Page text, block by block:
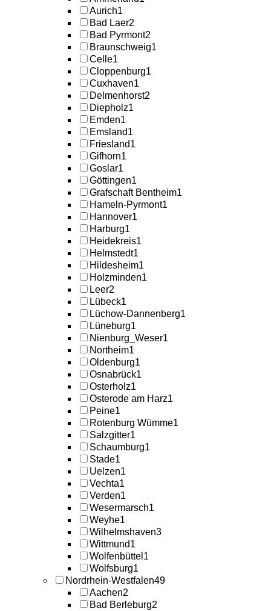
Aurich1
Bad Laer2
Bad Pyrmont2
Braunschweig1
Celle1
Cloppenburg1
Cuxhaven1
Delmenhorst2
Diepholz1
Emden1
Emsland1
Friesland1
Gifhorn1
Goslar1
Göttingen1
Grafschaft Bentheim1
Hameln-Pyrmont1
Hannover1
Harburg1
Heidekreis1
Helmstedt1
Hildesheim1
Holzminden1
Leer2
Lübeck1
Lüchow-Dannenberg1
Lüneburg1
Nienburg_Weser1
Northeim1
Oldenburg1
Osnabrück1
Osterholz1
Osterode am Harz1
Peine1
Rotenburg Wümme1
Salzgitter1
Schaumburg1
Stade1
Uelzen1
Vechta1
Verden1
Wesermarsch1
Weyhe1
Wilhelmshaven3
Wittmund1
Wolfenbüttel 1
Wolfsburg1
Nordrhein-Westfalen49
Aachen2
Bad Berleburg2